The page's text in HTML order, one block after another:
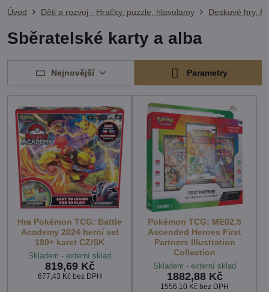
Úvod Děti a rozvoj - Hračky, puzzle, hlavolamy Deskové hry,
Sběratelské karty a alba
Nejnovější Parametry
Hra Pokémon TCG: Battle
Academy 2024 herní set
180+ karet CZ/SK
Skladem - externí sklad
819,69 Kč
677,43 Kč bez DPH
Pokémon TCG: ME02.5
Ascended Heroes First
Partners Illustration
Collection
Skladem - externí sklad
1882,88 Kč
1556,10 Kč bez DPH